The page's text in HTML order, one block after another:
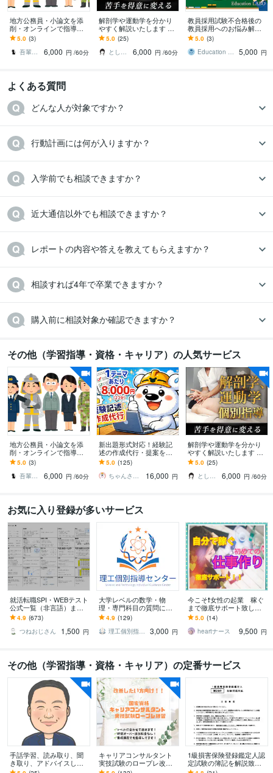
地方公務員・小論文を添
削・オンラインで指導し
ます 苦手意識を持つ方や
初心者にも、懇切・丁寧
に指導します。
5.0 (3)
吾輩は猫！
6,000 円 /60分
解剖学や運動学を分かり
やすく解説いたします 運
動器認定理学療法士が図
解を用いて説明いたしま
す。
5.0 (25)
とし＠PT×Photographer
6,000 円 /60分
教員採用試験不合格後の
教員採用へのお悩み解決
します 年度内に次年度の
採用を勝ち得ましょ
う！！！
5.0 (3)
Education LABO
5,000 円
よくある質問
どんな人が対象ですか？
行動計画には何が入りますか？
入学前でも相談できますか？
近大通信以外でも相談できますか？
レポートの内容や答えを教えてもらえますか？
相談すれば4年で卒業できますか？
購入前に相談対象か確認できますか？
その他（学習指導・資格・キャリア）の人気サービス
地方公務員・小論文を添
削・オンラインで指導し
ます 苦手意識を持つ方や
初心者にも、懇切・丁寧
に指導します。
5.0 (3)
吾輩は猫！
6,000 円 /60分
新出題形式対応！経験記
述の作成代行・提案をし
ます 土木施工管理技士の
経験記述が書けない方向
け※質問2つ分
5.0 (125)
ちゃんさと技師
16,000 円
解剖学や運動学を分かり
やすく解説いたします 運
動器認定理学療法士が図
解を用いて説明いたしま
す。
5.0 (25)
とし＠PT×Photographer
6,000 円 /60分
お気に入り登録が多いサービス
就活転職SPI・WEBテスト
公式一覧（非言語）ます
採用試験（新卒・キャリ
ア）の第一関門をサクッ
と突破したい人！
4.9 (673)
つねおじさん
1,500 円
大学レベルの数学・物
理・専門科目の質問に答
えます 試験問題・授業課
題・レポートなどに関す
る質問をぶつけて下さい
4.9 (129)
理工個別指導センター
3,000 円
今こそ❗️女性の起業 稼ぐ
まで徹底サポート致しま
す 「在宅わたしビジネ
ス」あなたの魅力を仕事
にかえて収入アップ♫
5.0 (14)
heartナース
9,500 円
その他（学習指導・資格・キャリア）の定番サービス
手話学習、読み取り、聞
き取り、アドバイスしま
す どんなレベルでも対応
キャリアコンサルタント
実技試験のロープレ改善
します 本気で改善したい
1級損害保険登録鑑定人認
定試験の簿記を解説致し
ます 簿記初心者でも合格